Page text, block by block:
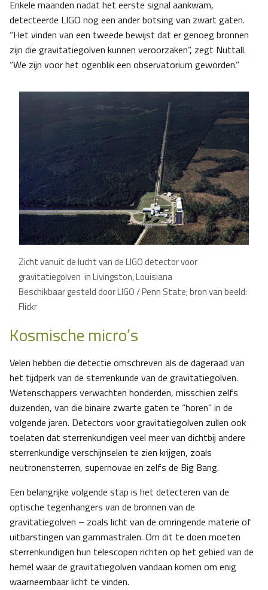
Enkele maanden nadat het eerste signal aankwam,
detecteerde LIGO nog een ander botsing van zwart gaten.
“Het vinden van een tweede bewijst dat er genoeg bronnen
zijn die gravitatiegolven kunnen veroorzaken”, zegt Nuttall.
“We zijn voor het ogenblik een observatorium geworden.”
Zicht vanuit de lucht van de LIGO detector voor
gravitatiegolven in Livingston, Louisiana
Beschikbaar gesteld door LIGO / Penn State; bron van beeld:
Flickr
Kosmische micro’s
Velen hebben die detectie omschreven als de dageraad van
het tijdperk van de sterrenkunde van de gravitatiegolven.
Wetenschappers verwachten honderden, misschien zelfs
duizenden, van die binaire zwarte gaten te “horen” in de
volgende jaren. Detectors voor gravitatiegolven zullen ook
toelaten dat sterrenkundigen veel meer van dichtbij andere
sterrenkundige verschijnselen te zien krijgen, zoals
neutronensterren, supernovae en zelfs de Big Bang.
Een belangrijke volgende stap is het detecteren van de
optische tegenhangers van de bronnen van de
gravitatiegolven – zoals licht van de omringende materie of
uitbarstingen van gammastralen. Om dit te doen moeten
sterrenkundigen hun telescopen richten op het gebied van de
hemel waar de gravitatiegolven vandaan komen om enig
waarneembaar licht te vinden.